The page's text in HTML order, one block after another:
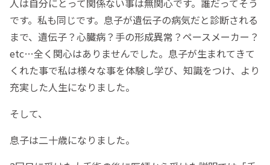
人は自分にとって関係ない事は無関心です。誰だってそう
です。私も同じです。息子が遺伝子の病気だと診断される
まで、遺伝子？心臓病？手の形成異常？ペースメーカー？
etc…全く関心はありませんでした。息子が生まれてきて
くれた事で私は様々な事を体験し学び、知識をつけ、より
充実した人生になりました。
そして、
息子は二十歳になりました。